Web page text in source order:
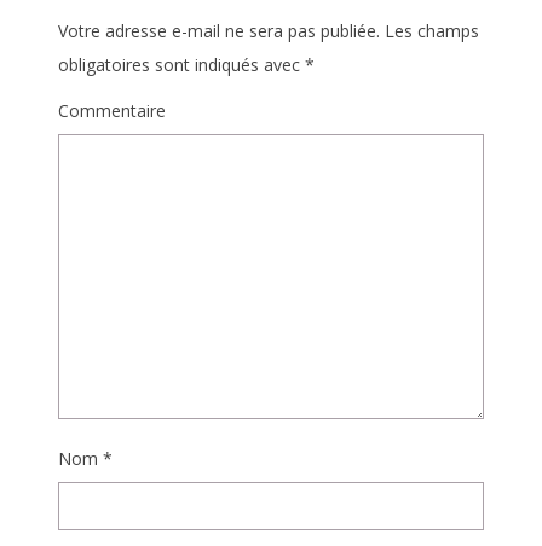
Votre adresse e-mail ne sera pas publiée. Les champs
obligatoires sont indiqués avec *
Commentaire
Nom *